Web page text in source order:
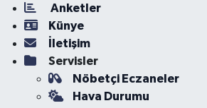
Anketler
Künye
İletişim
Servisler
Nöbetçi Eczaneler
Hava Durumu